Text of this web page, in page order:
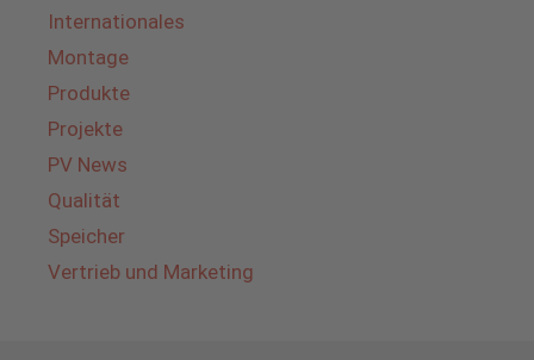
Internationales
Montage
Produkte
Projekte
PV News
Qualität
Speicher
Vertrieb und Marketing